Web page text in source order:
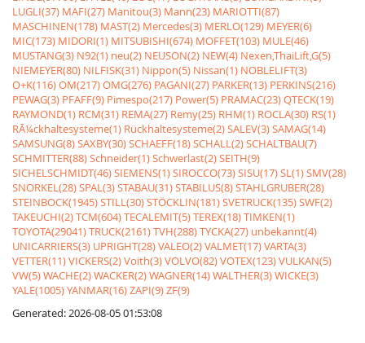
LUGLI(37) MAFI(27) Manitou(3) Mann(23) MARIOTTI(87)
MASCHINEN(178) MAST(2) Mercedes(3) MERLO(129) MEYER(6)
MIC(173) MIDORI(1) MITSUBISHI(674) MOFFET(103) MULE(46)
MUSTANG(3) N92(1) neu(2) NEUSON(2) NEW(4) Nexen,ThaiLift,G(5)
NIEMEYER(80) NILFISK(31) Nippon(5) Nissan(1) NOBLELIFT(3)
O+K(116)OM(217)OMG(276) PAGANI(27) PARKER(13) PERKINS(216)
PEWAG(3) PFAFF(9) Pimespo(217) Power(5) PRAMAC(23)QTECK(19)
RAYMOND(1) RCM(31) REMA(27) Remy(25) RHM(1) ROCLA(30) RS(1)
RÃ¼ckhaltesysteme(1) Rückhaltesysteme(2)SALEV(3)SAMAG(14)
SAMSUNG(8)SAXBY(30)SCHAEFF(18)SCHALL(2)SCHALTBAU(7)
SCHMITTER(88)Schneider(1)Schwerlast(2)SEITH(9)
SICHELSCHMIDT(46)SIEMENS(1)SIROCCO(73)SISU(17)SL(1)SMV(28)
SNORKEL(28)SPAL(3)STABAU(31)STABILUS(8)STAHLGRUBER(28)
STEINBOCK(1945)STILL(30)STÖCKLIN(181)SVETRUCK(135)SWF(2)
TAKEUCHI(2)TCM(604)TECALEMIT(5)TEREX(18)TIMKEN(1)
TOYOTA(29041)TRUCK(2161)TVH(288)TYCKA(27) unbekannt(4)
UNICARRIERS(3) UPRIGHT(28)VALEO(2)VALMET(17)VARTA(3)
VETTER(11)VICKERS(2)Voith(3)VOLVO(82)VOTEX(123)VULKAN(5)
VW(5)WACHE(2)WACKER(2)WAGNER(14)WALTHER(3)WICKE(3)
YALE(1005)YANMAR(16)ZAPI(9)ZF(9)
Generated: 2026-08-05 01:53:08